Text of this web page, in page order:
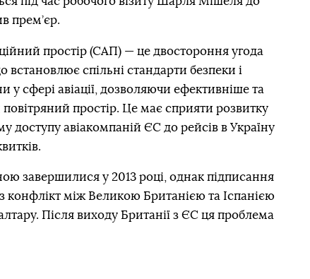
прем’єр.
простір (САП) — це двостороння угода
спільні стандарти безпеки і
у сфері авіації, дозволяючи ефективніше та
простір. Це має сприяти розвитку
доступу авіакомпаній ЄС до рейсів в Україну
завершилися у 2013 році, однак підписання
конфлікт між Великою Британією та Іспанією
Після виходу Британії з ЄС ця проблема